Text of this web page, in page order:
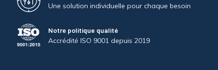
Une solution individuelle pour chaque besoin
Notre politique qualité
Accrédité ISO 9001 depuis 2019